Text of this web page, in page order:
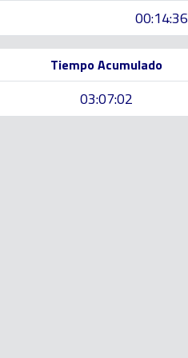
00:14:36
Tiempo Acumulado
03:07:02